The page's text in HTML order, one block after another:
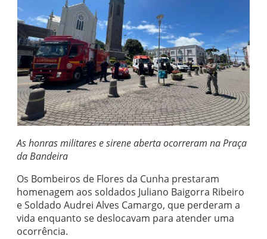
As honras militares e sirene aberta ocorreram na Praça
da Bandeira
Os Bombeiros de Flores da Cunha prestaram
homenagem aos soldados Juliano Baigorra Ribeiro
e Soldado Audrei Alves Camargo, que perderam a
vida enquanto se deslocavam para atender uma
ocorrência.